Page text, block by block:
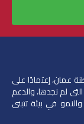
عمان، إعتمادًا على
لم نجدها، والدعم
في بيئة تتبنى